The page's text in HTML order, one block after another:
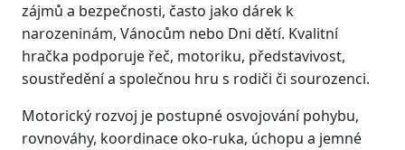
zájmů a bezpečnosti, často jako dárek k
narozeninám, Vánocům nebo Dni dětí. Kvalitní
hračka podporuje řeč, motoriku, představivost,
soustředění a společnou hru s rodiči či sourozenci.
Motorický rozvoj je postupné osvojování pohybu,
rovnováhy, koordinace oko-ruka, úchopu a jemné